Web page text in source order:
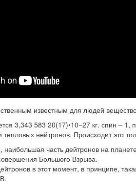
известным для людей
3,343 583 20(17)•10−27 кг. спин – 1,
нейтронов. Происходит это
наибольшая часть дейтронов на
Большого Взрыва.
в этот момент, в принципе,